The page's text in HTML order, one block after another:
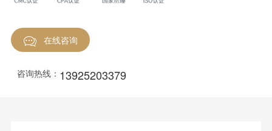
在线咨询
咨询热线： 13925203379